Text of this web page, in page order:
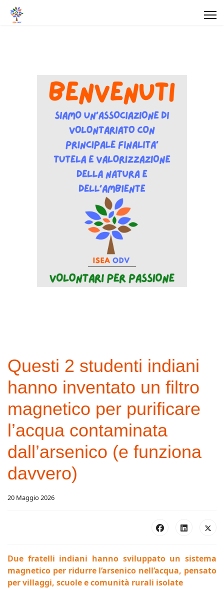
Questi 2 studenti indiani
hanno inventato un filtro
magnetico per purificare
l’acqua contaminata
dall’arsenico (e funziona
davvero)
20 Maggio 2026
Due fratelli indiani hanno sviluppato un sistema
magnetico per ridurre l’arsenico nell’acqua, pensato
per villaggi, scuole e comunità rurali isolate